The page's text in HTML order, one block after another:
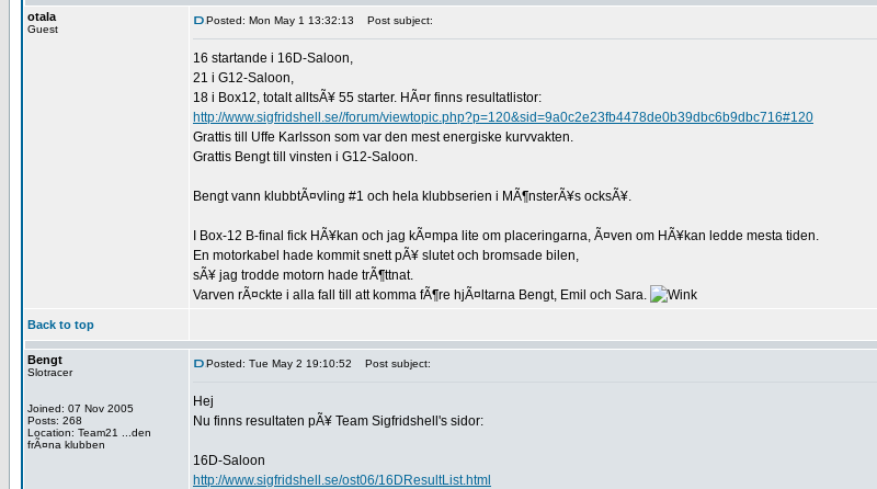
otala
Guest
Posted: Mon May 1 13:32:13 Post subject:
16 startande i 16D-Saloon,
21 i G12-Saloon,
18 i Box12, totalt alltsÃ¥ 55 starter. HÃ¤r finns resultatlistor:
http://www.sigfridshell.se//forum/viewtopic.php?p=120&sid=9a0c2e23fb4478de0b39dbc6b9dbc716#120
Grattis till Uffe Karlsson som var den mest energiske kurvvakten.
Grattis Bengt till vinsten i G12-Saloon.
Bengt vann klubbtÃ¤vling #1 och hela klubbserien i MÃ¶nsterÃ¥s ocksÃ¥.
I Box-12 B-final fick HÃ¥kan och jag kÃ¤mpa lite om placeringarna, Ã¤ven om HÃ¥kan ledde mesta tiden.
En motorkabel hade kommit snett pÃ¥ slutet och bromsade bilen,
sÃ¥ jag trodde motorn hade trÃ¶ttnat.
Varven rÃ¤ckte i alla fall till att komma fÃ¶re hjÃ¤ltarna Bengt, Emil och Sara.
Back to top
Bengt
Slotracer
Joined: 07 Nov 2005
Posts: 268
Location: Team21 ...den
frÃ¤na klubben
Posted: Tue May 2 19:10:52 Post subject:
Hej
Nu finns resultaten pÃ¥ Team Sigfridshell's sidor:
16D-Saloon
http://www.sigfridshell.se/ost06/16DResultList.html